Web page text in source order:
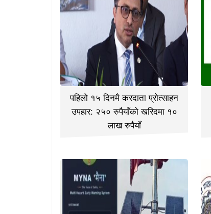
पहिलो १५ दिनमै करदाता प्रोत्साहन
उपहार: २५० रुपैयाँको खरिदमा १०
लाख रुपैयाँ